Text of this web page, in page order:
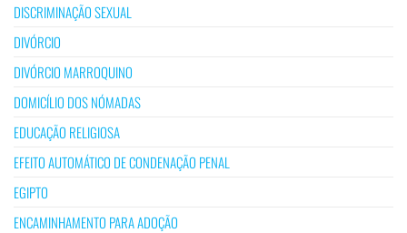
DISCRIMINAÇÃO SEXUAL
DIVÓRCIO
DIVÓRCIO MARROQUINO
DOMICÍLIO DOS NÓMADAS
EDUCAÇÃO RELIGIOSA
EFEITO AUTOMÁTICO DE CONDENAÇÃO PENAL
EGIPTO
ENCAMINHAMENTO PARA ADOÇÃO